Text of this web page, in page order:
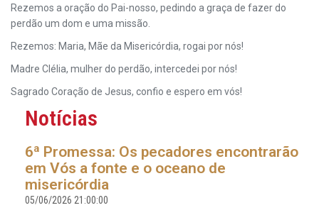
Rezemos a oração do Pai-nosso, pedindo a graça de fazer do
perdão um dom e uma missão.
Rezemos: Maria, Mãe da Misericórdia, rogai por nós!
Madre Clélia, mulher do perdão, intercedei por nós!
Sagrado Coração de Jesus, confio e espero em vós!
Notícias
6ª Promessa: Os pecadores encontrarão
em Vós a fonte e o oceano de
misericórdia
05/06/2026 21:00:00